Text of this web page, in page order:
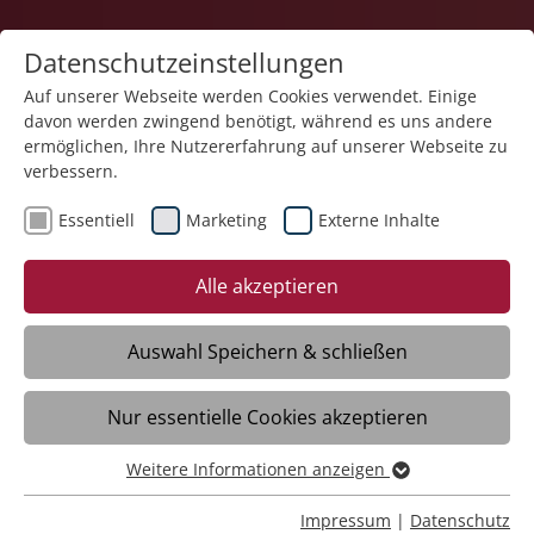
Service und Produkte
Kreuz & Quer
Meckenbeuren
Datenschutzeinstellungen
Auf unserer Webseite werden Cookies verwendet. Einige
davon werden zwingend benötigt, während es uns andere
ermöglichen, Ihre Nutzererfahrung auf unserer Webseite zu
verbessern.
Essentiell Marketing Externe Inhalte
Alle akzeptieren
Auswahl Speichern & schließen
Nur essentielle Cookies akzeptieren
Essentiell
Essentielle Cookies werden für grundlegende Funktionen
Weitere Informationen anzeigen
Impressum | Datenschutz